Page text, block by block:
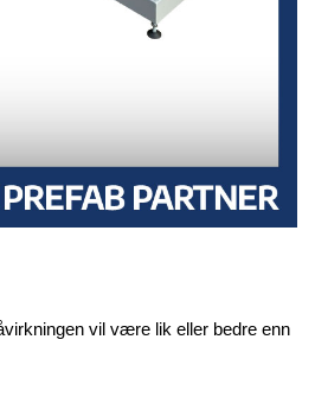
vil være lik eller bedre enn